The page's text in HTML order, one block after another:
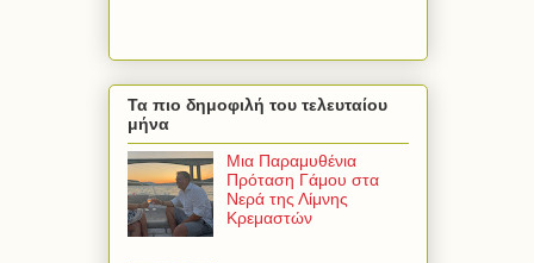
Τα πιο δημοφιλή του τελευταίου
μήνα
Μια Παραμυθένια
Πρόταση Γάμου στα
Νερά της Λίμνης
Κρεμαστών